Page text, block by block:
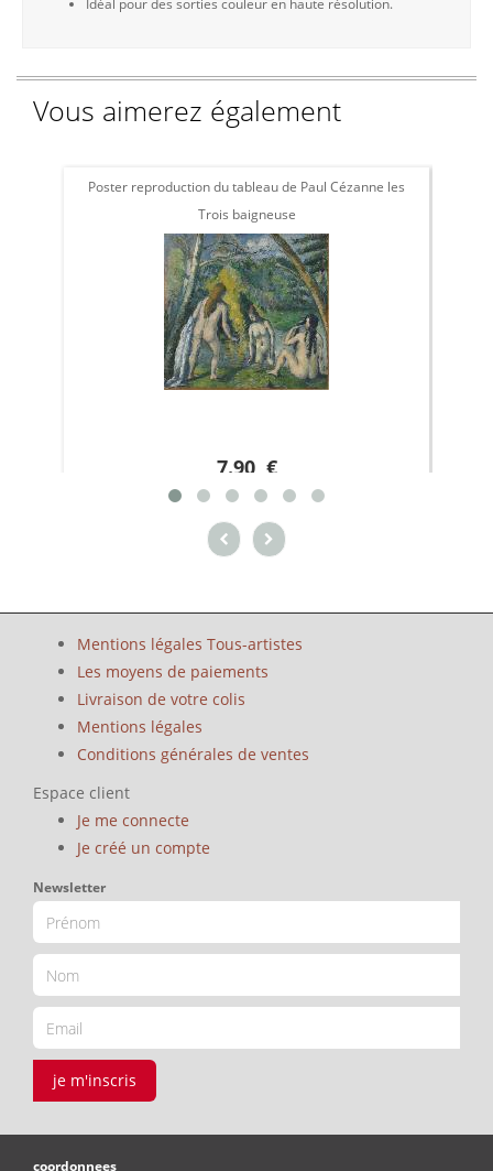
Idéal pour des sorties couleur en haute résolution.
Vous aimerez également
Poster reproduction du tableau de Paul Cézanne les
Trois baigneuse
7.90 €
Mentions légales Tous-artistes
Les moyens de paiements
Livraison de votre colis
Mentions légales
Conditions générales de ventes
Espace client
Je me connecte
Je créé un compte
Newsletter
je m'inscris
coordonnees